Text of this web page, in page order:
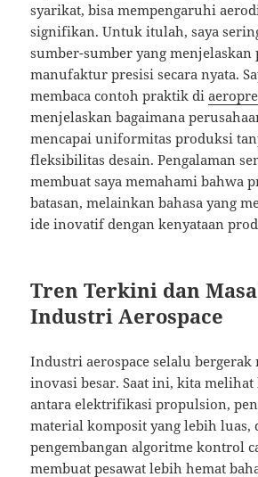
syarikat, bisa mempengaruhi
signifikan. Untuk itulah, saya
sumber-sumber yang
manufaktur presisi secara nyata.
membaca contoh praktik di
menjelaskan bagaimana
mencapai uniformitas produksi
fleksibilitas desain. Pengalaman
membuat saya memahami bahwa
batasan, melainkan bahasa yang
ide inovatif dengan kenyataan
Tren Terkini dan
Industri Aerospace
Industri aerospace selalu
inovasi besar. Saat ini, kita
antara elektrifikasi propulsion,
material komposit yang lebih luas,
pengembangan algoritme kontrol
membuat pesawat lebih hemat